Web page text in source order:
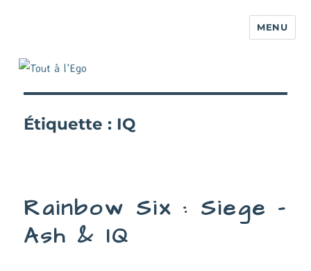
MENU
Étiquette : IQ
Rainbow Six : Siege –
Ash & IQ